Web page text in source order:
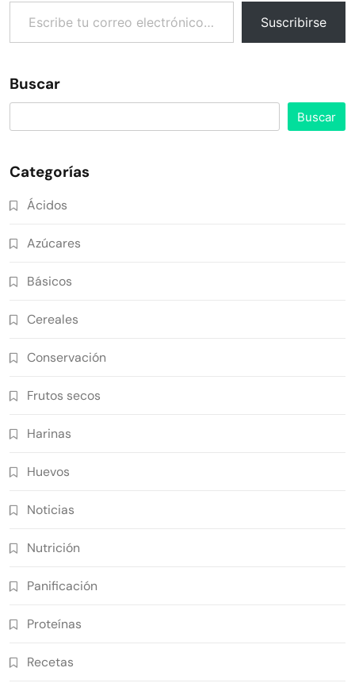
Suscribirse
Buscar
Buscar
Categorías
Ácidos
Azúcares
Básicos
Cereales
Conservación
Frutos secos
Harinas
Huevos
Noticias
Nutrición
Panificación
Proteínas
Recetas